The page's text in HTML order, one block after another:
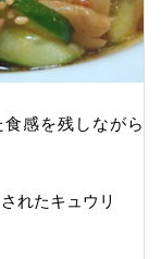
感を残しながら
れたキュウリ